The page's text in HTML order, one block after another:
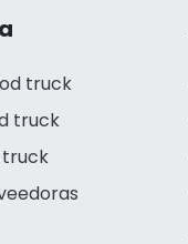
truck
truck